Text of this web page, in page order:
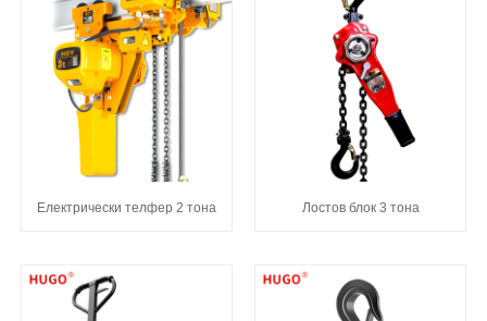
Електрически телфер 2 тона Лостов блок 3 тона